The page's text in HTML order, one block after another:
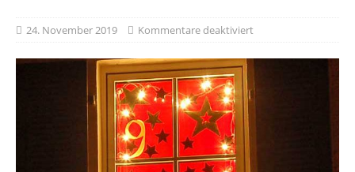
24. November 2019 Kommentare deaktiviert